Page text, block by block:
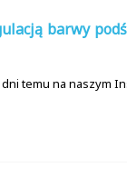
barwy
temu na naszym